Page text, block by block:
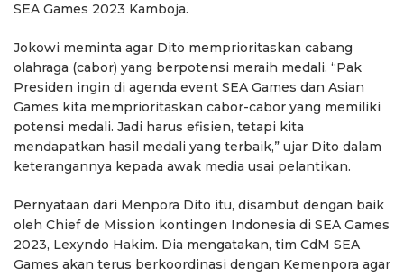
SEA Games 2023 Kamboja.
Jokowi meminta agar Dito memprioritaskan cabang
olahraga (cabor) yang berpotensi meraih medali. “Pak
Presiden ingin di agenda event SEA Games dan Asian
Games kita memprioritaskan cabor-cabor yang memiliki
potensi medali. Jadi harus efisien, tetapi kita
mendapatkan hasil medali yang terbaik,” ujar Dito dalam
keterangannya kepada awak media usai pelantikan.
Pernyataan dari Menpora Dito itu, disambut dengan baik
oleh Chief de Mission kontingen Indonesia di SEA Games
2023, Lexyndo Hakim. Dia mengatakan, tim CdM SEA
Games akan terus berkoordinasi dengan Kemenpora agar